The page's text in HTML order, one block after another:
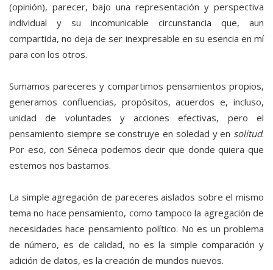
(opinión), parecer, bajo una representación y perspectiva
individual y su incomunicable circunstancia que, aun
compartida, no deja de ser inexpresable en su esencia en mí
para con los otros.
Sumamos pareceres y compartimos pensamientos propios,
generamos confluencias, propósitos, acuerdos e, incluso,
unidad de voluntades y acciones efectivas, pero el
pensamiento siempre se construye en soledad y en solitud.
Por eso, con Séneca podemos decir que donde quiera que
estemos nos bastamos.
La simple agregación de pareceres aislados sobre el mismo
tema no hace pensamiento, como tampoco la agregación de
necesidades hace pensamiento político. No es un problema
de número, es de calidad, no es la simple comparación y
adición de datos, es la creación de mundos nuevos.